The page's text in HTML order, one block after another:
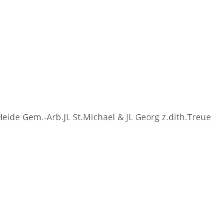
Gem.-Arb.JL St.Michael & JL Georg z.dith.Treue